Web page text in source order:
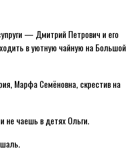
— Дмитрий Петрович и его
в уютную чайную на Большой
Марфа Семёновна, скрестив на
чаешь в детях Ольги.